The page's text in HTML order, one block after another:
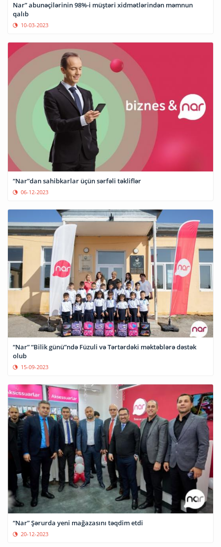
Nar” abunəçilərinin 98%-i müştəri xidmətlərindən məmnun
qalıb
10-03-2023
“Nar”dan sahibkarlar üçün sərfəli təkliflər
06-12-2023
“Nar” “Bilik günü”ndə Füzuli və Tərtərdəki məktəblərə dəstək
olub
15-09-2023
“Nar” Şərurda yeni mağazasını təqdim etdi
20-12-2023